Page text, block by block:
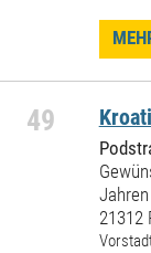
49
Jahren
21312